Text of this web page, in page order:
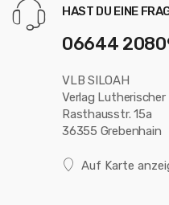
HAST DU EINE
06644
VLB SILOAH
Verlag Lutherischer
Rasthausstr. 15a
36355 Grebenhain
Auf Karte